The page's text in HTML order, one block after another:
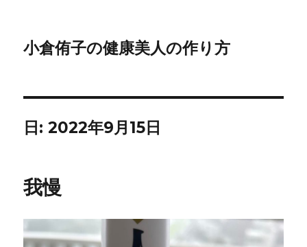
小倉侑子の健康美人の作り方
日:2022年9月15日
我慢